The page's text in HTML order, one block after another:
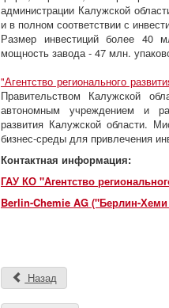
администрации Калужской
и в полном соответствии с
Размер инвестиций более 40
мощность завода - 47 млн.
"Агентство регионального
Правительством Калужской
автономным учреждением и
развития Калужской области.
бизнес-среды для привлечения
Контактная информация:
ГАУ КО "Агентство
Berlin-Chemie AG ("Берлин-
Назад